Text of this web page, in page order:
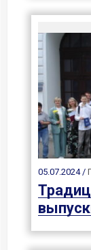
05.07.2024 /